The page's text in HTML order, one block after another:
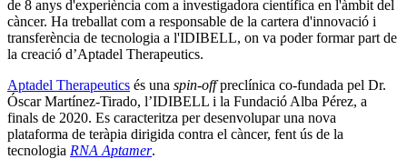
de 8 anys d'experiència com a investigadora científica en l'àmbit del
càncer. Ha treballat com a responsable de la cartera d'innovació i
transferència de tecnologia a l'IDIBELL, on va poder formar part de
la creació d’Aptadel Therapeutics.
Aptadel Therapeutics és una spin-offpreclínica co-fundada pel Dr.
Óscar Martínez-Tirado, l’IDIBELL i la Fundació Alba Pérez, a
finals de 2020. Es caracteritza per desenvolupar una nova
plataforma de teràpia dirigida contra el càncer, fent ús de la
tecnologia RNA Aptamer.